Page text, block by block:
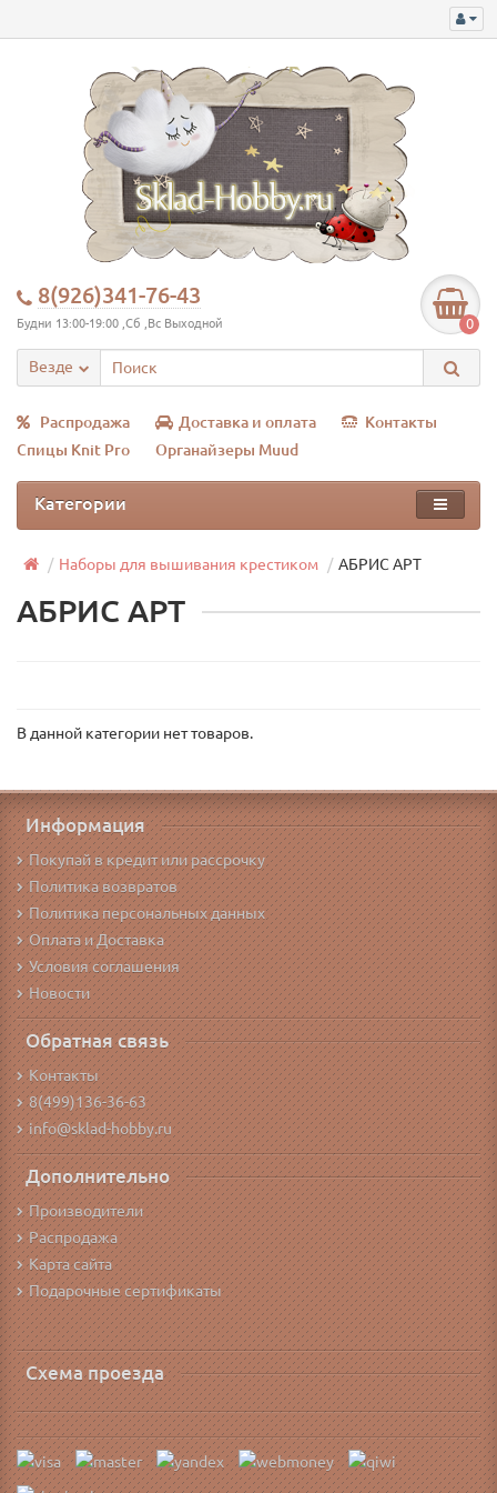
8(926)341-76-43
Будни 13:00-19:00 ,Сб ,Вс Выходной 0
Везде
Распродажа Доставка и оплата
Контакты
Спицы Knit Pro
Органайзеры Muud
Категории
Наборы для вышивания крестиком АБРИС АРТ
АБРИС АРТ
В данной категории нет товаров.
Информация
Покупай в кредит или рассрочку
Политика возвратов
Политика персональных данных
Оплата и Доставка
Условия соглашения
Новости
Обратная связь
Контакты
8(499)136-36-63
info@sklad-hobby.ru
Дополнительно
Производители
Распродажа
Карта сайта
Подарочные сертификаты
Схема проезда